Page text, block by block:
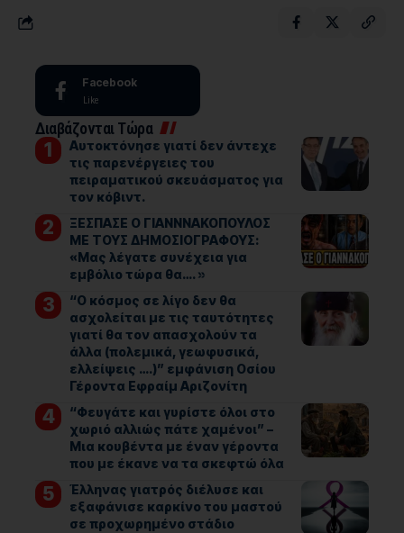
Facebook
Like
Διαβάζονται Τώρα
Αυτοκτόνησε γιατί δεν άντεχε
τις παρενέργειες του
πειραματικού σκευάσματος για
τον κόβιντ.
ΞΕΣΠΑΣΕ Ο ΓΙΑΝΝΝΑΚΟΠΟΥΛΟΣ
ΜΕ ΤΟΥΣ ΔΗΜΟΣΙΟΓΡΑΦΟΥΣ:
«Μας λέγατε συνέχεια για
εμβόλιο τώρα θα…. »
“Ο κόσμος σε λίγο δεν θα
ασχολείται με τις ταυτότητες
γιατί θα τον απασχολούν τα
άλλα (πολεμικά, γεωφυσικά,
ελλείψεις ….)” εμφάνιση Οσίου
Γέροντα Εφραίμ Αριζονίτη
“Φευγάτε και γυρίστε όλοι στο
χωριό αλλιώς πάτε χαμένοι” –
Μια κουβέντα με έναν γέροντα
που με έκανε να τα σκεφτώ όλα
Έλληνας γιατρός διέλυσε και
εξαφάνισε καρκίνο του μαστού
σε προχωρημένο στάδιο